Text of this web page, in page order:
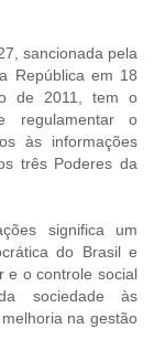
sancionada pela
República em 18
de 2011, tem o
regulamentar o
às informações
três Poderes da
significa um
do Brasil e
e o controle social
sociedade às
na gestão